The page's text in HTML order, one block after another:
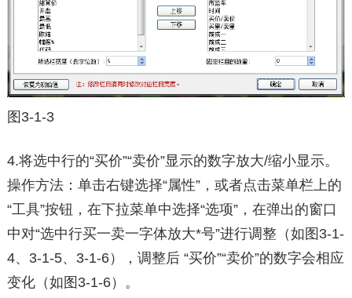
图3-1-3
4.将选中行的“买价”“卖价”显示的数字放大/缩小显示。
操作方法：单击右键选择“属性”，或者点击菜单栏上的
“工具”按钮，在下拉菜单中选择“选项”，在弹出的窗口
中对“选中行买一卖一字体放大*号”进行调整（如图3-1-
4、3-1-5、3-1-6），调整后 “买价”“卖价”的数字会相应
变化（如图3-1-6）。